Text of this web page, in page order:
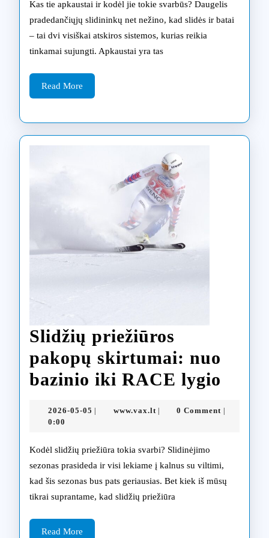
kodėl
tai
Kas tie apkaustai ir kodėl jie tokie svarbūs? Daugelis
pradedančiųjų slidininkų net nežino, kad slidės ir batai
– tai dvi visiškai atskiros sistemos, kurias reikia
tinkamai sujungti. Apkaustai yra tas
Read More
More
Slidžių priežiūros
pakopų skirtumai: nuo
bazinio iki RACE lygio
nuo
2026-05-05 2026-www.vax.ltwww.vax.lt0 Comment
0:00
Kodėl slidžių priežiūra tokia svarbi? Slidinėjimo
sezonas prasideda ir visi lekiame į kalnus su viltimi,
kad šis sezonas bus pats geriausias. Bet kiek iš mūsų
tikrai suprantame, kad slidžių priežiūra
Read More